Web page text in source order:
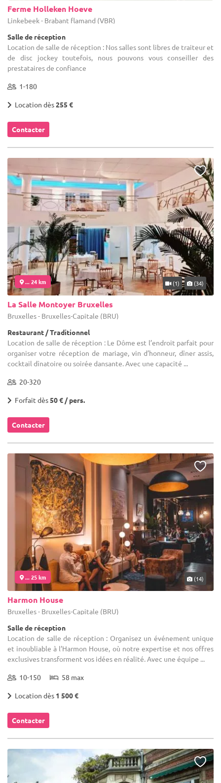
Ferme Holleken Hoeve
Linkebeek - Brabant flamand (VBR)
Salle de réception
Location de salle de réception : Nos salles sont libres de traiteur et
de disc jockey toutefois, nous pouvons vous conseiller des
prestataires de confiance
1-180
Location dès255 €
Contacter
... 24 km (1) (34)
La Salle Montoyer Bruxelles
Bruxelles - Bruxelles-Capitale (BRU)
Restaurant / Traditionnel
Location de salle de réception : Le Dôme est l’endroit parfait pour
organiser votre réception de mariage, vin d’honneur, dîner assis,
cocktail dînatoire ou soirée dansante. Avec une capacité ...
20-320
Forfait dès50 € / pers.
Contacter
... 25 km (14)
Harmon House
Bruxelles - Bruxelles-Capitale (BRU)
Salle de réception
Location de salle de réception : Organisez un événement unique
et inoubliable à l’Harmon House, où notre expertise et nos offres
exclusives transforment vos idées en réalité. Avec une équipe ...
10-150 58 max
Location dès 1 500 €
Contacter